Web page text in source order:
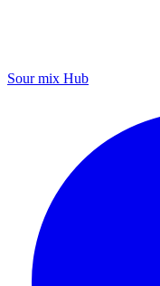
Sour mix Hub